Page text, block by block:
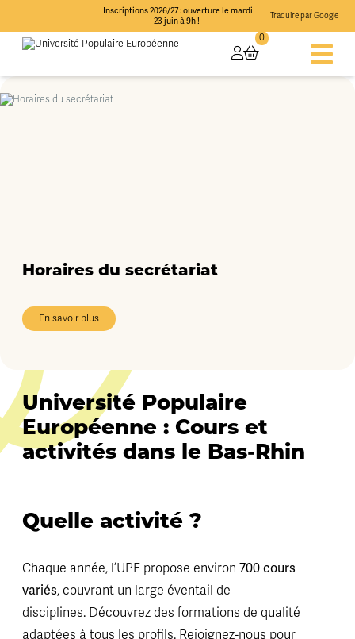
Inscriptions 2026/27 : ouverture le mardi
23 juin à 9h !
Traduire par Google
0
Horaires du secrétariat
En savoir plus
Université Populaire
Européenne : Cours et
activités dans le Bas-Rhin
Quelle activité ?
Chaque année, l’UPE propose environ 700 cours
variés, couvrant un large éventail de
disciplines. Découvrez des formations de qualité
adaptées à tous les profils. Rejoignez-nous pour